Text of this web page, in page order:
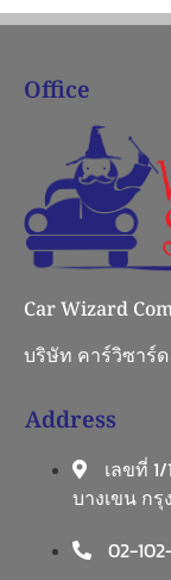
Office
Car Wizard
บริษัท คาร์วิซาร์
Address
เลขที่
บางเขน กรุ
02-